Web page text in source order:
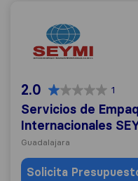
Servicios de
2.0 1
Servicios de
Internacionales
Guadalajara
Solicita